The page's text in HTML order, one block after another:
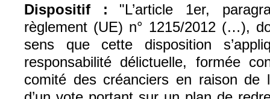
Dispositif :
"L’article 1er,
règlement (UE) n° 1215/2012 (…),
sens que cette disposition
responsabilité délictuelle, formée
comité des créanciers en raison de